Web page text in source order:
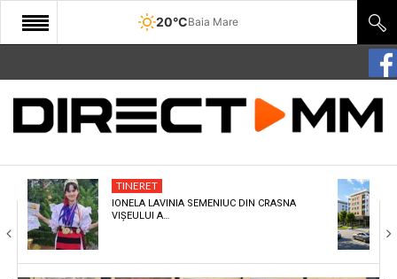
20°CBaia Mare
START
COMUNITATE
CULTURA
ECONOMIE
SANATATE
TINERET
IONELA LAVINIA SEMENIUC DIN CRASNA
VIȘEULUI A…